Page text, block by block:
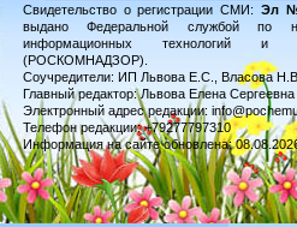
Свидетельство о регистрации СМИ: Эл
выдано Федеральной службой по
информационных технологий и
(РОСКОМНАДЗОР).
Соучредители: ИП Львова Е.С., Власова Н.В.
Главный редактор: Львова Елена Сергеевна
Электронный адрес редакции:
Телефон редакции: +79277797310
Информация на сайте обновлена: